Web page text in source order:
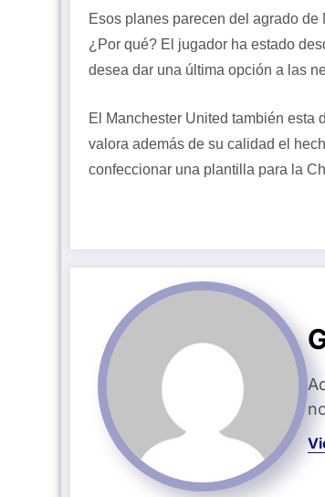
Esos planes parecen del agrado
¿Por qué? El jugador ha estado
desea dar una última opción a las
El Manchester United también esta
valora además de su calidad el
confeccionar una plantilla para la